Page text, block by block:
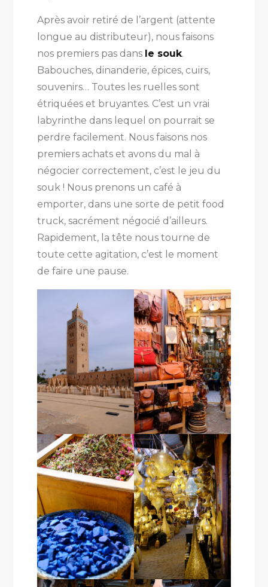
Après avoir retiré de l’argent (attente
longue au distributeur), nous faisons
nos premiers pas dans le souk.
Babouches, dinanderie, épices, cuirs,
souvenirs… Toutes les ruelles sont
étriquées et bruyantes. C’est un vrai
labyrinthe dans lequel on pourrait se
perdre facilement. Nous faisons nos
premiers achats et avons du mal à
négocier correctement, c’est le jeu du
souk ! Nous prenons un café à
emporter, dans une sorte de petit food
truck, sacrément négocié d’ailleurs.
Rapidement, la tête nous tourne de
toute cette agitation, c’est le moment
de faire une pause.